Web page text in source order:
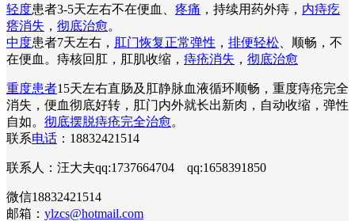
轻度患者3-5天左右不在便血、 疼痛 ，持续用药外痔， 内痔疙
瘩消失 ， 彻底治愈。
中度患者7天左右， 肛门恢复正常弹性 ， 排便轻松 、顺畅，不
在便血。痔核回肛，肛肌收缩， 痔疮消失 ， 彻底治愈
重度患者15天左右直肠及肛静脉血液循环顺畅，重度痔疮完全
消失，便血彻底好转，肛门内外就长出新肉，自动收缩，弹性
自如。 彻底摆脱痔疮完全治愈。
联系电话 ：18832421514
联系人：汪大夫qq:1737664704 qq:1658391850
微信18832421514
邮箱： ylzcs@hotmail.com